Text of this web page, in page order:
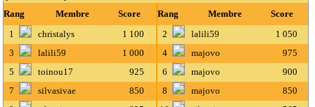
Rang
Membre Score Rang Membre
Score
1
christalys 1 100 2 lalili59
1 050
3
lalili59 1 000 4 majovo
975
5
toinou17 925 6 majovo
900
7
silvasivae 850 8 majovo
850